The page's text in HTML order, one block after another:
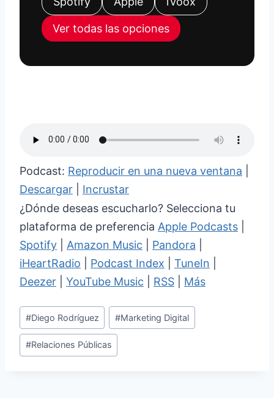
Ver todas las opciones
Podcast: Reproducir en una nueva ventana
Descargar
Incrustar
¿Dónde deseas escucharlo? Selecciona tu
plataforma de preferencia Apple Podcasts
Spotify
Amazon Music Pandora
iHeartRadio
Podcast Index TuneIn
Deezer
YouTube Music RSS Más
Etiquetas
de
la
#Diego Rodríguez #Marketing Digital
#Relaciones Públicas